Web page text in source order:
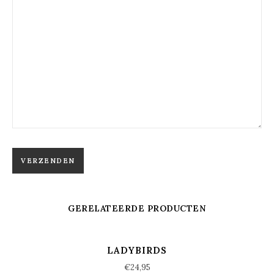
GERELATEERDE PRODUCTEN
LADYBIRDS
€24,95